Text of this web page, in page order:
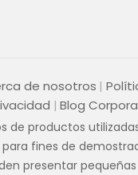
de nosotros
Blog
de productos
para fines de
presentar